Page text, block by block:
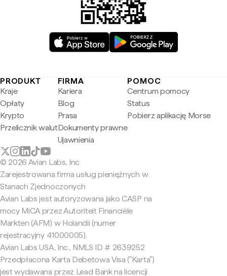
PRODUKT
Kraje
Opłaty
Krypto
Przelicznik walut
FIRMA
Kariera
Blog
Prasa
Dokumenty prawne
Ujawnienia
POMOC
Centrum pomocy
Status
Pobierz aplikację Morse
© 2026 Avian Labs, Inc
Zarejestrowana firma usług pieniężnych w
Stanach Zjednoczonych
Avian Labs jest autoryzowana jako CASP na
mocy MiCA przez Autoriteit Financiële
Markten (AFM) w Holandii (numer
rejestracyjny 41000005).
Avian Labs USA, Inc., NMLS ID # 2639252
Przedpłacona Karta Debetowa Visa ("Karta")
jest wydawana przez Lead Bank na licencji